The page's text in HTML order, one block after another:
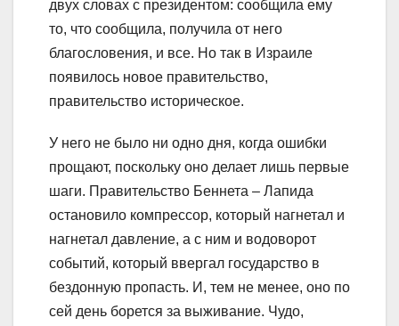
двух словах с президентом: сообщила ему
то, что сообщила, получила от него
благословения, и все. Но так в Израиле
появилось новое правительство,
правительство историческое.
У него не было ни одно дня, когда ошибки
прощают, поскольку оно делает лишь первые
шаги. Правительство Беннета – Лапида
остановило компрессор, который нагнетал и
нагнетал давление, а с ним и водоворот
событий, который ввергал государство в
бездонную пропасть. И, тем не менее, оно по
сей день борется за выживание. Чудо,